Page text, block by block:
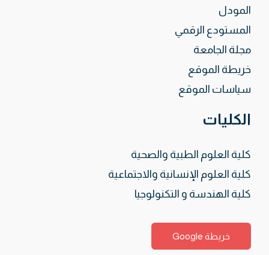
المودل
المستودع الرقمي
مجلة الجامعة
خريطة الموقع
سياسات الموقع
الكليات
كلية العلوم الطبية والصحية
كلية العلوم الإنسانية والاجتماعية
كلية الهندسة و التكنولوجيا
خريطة Google